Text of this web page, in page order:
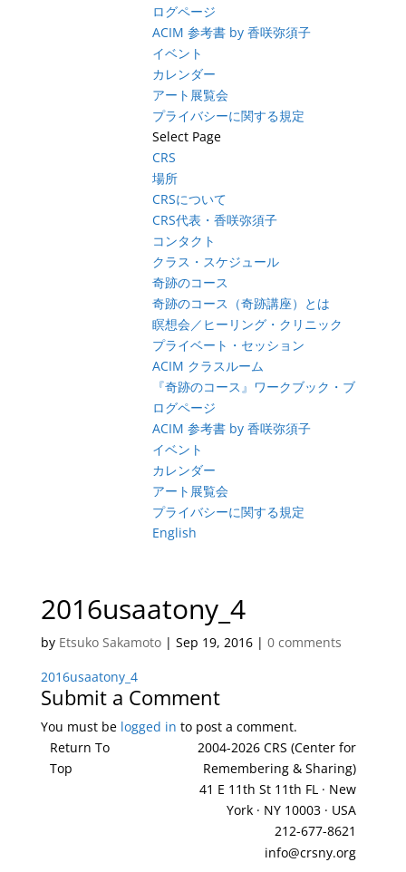
ログページ
ACIM 参考書 by 香咲弥須子
イベント
カレンダー
アート展覧会
プライバシーに関する規定
Select Page
CRS
場所
CRSについて
CRS代表・香咲弥須子
コンタクト
クラス・スケジュール
奇跡のコース
奇跡のコース（奇跡講座）とは
瞑想会／ヒーリング・クリニック
プライベート・セッション
ACIM クラスルーム
『奇跡のコース』ワークブック・ブ
ログページ
ACIM 参考書 by 香咲弥須子
イベント
カレンダー
アート展覧会
プライバシーに関する規定
English
2016usaatony_4
by Etsuko Sakamoto| Sep 19, 2016| 0 comments
2016usaatony_4
Submit a Comment
You must be logged in to post a comment.
Return To
Top
2004-2026 CRS (Center for
Remembering & Sharing)
41 E 11th St 11th FL · New
York · NY 10003 · USA
212-677-8621
info@crsny.org